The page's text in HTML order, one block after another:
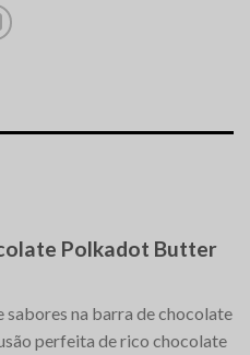
Polkadot Butter
sabores na barra de chocolate
perfeita de rico chocolate